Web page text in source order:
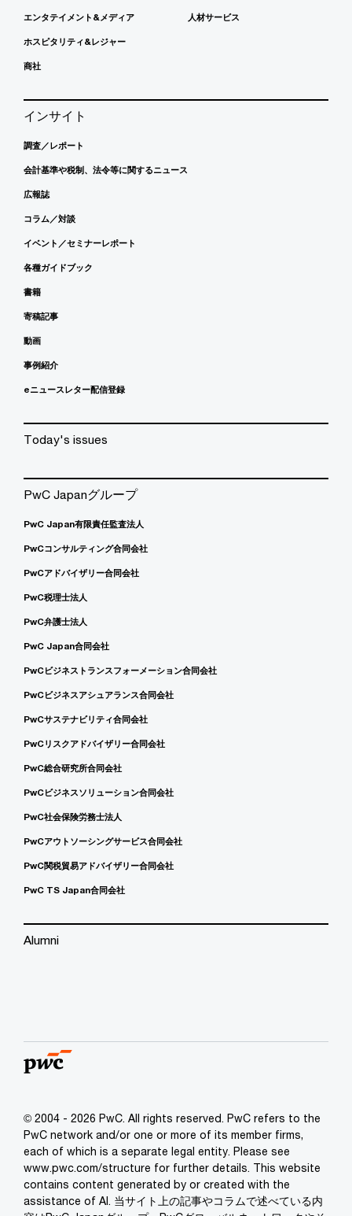
エンタテイメント&メディア
ホスピタリティ&レジャー
商社
人材サービス
インサイト
調査／レポート
会計基準や税制、法令等に関するニュース
広報誌
コラム／対談
イベント／セミナーレポート
各種ガイドブック
書籍
寄稿記事
動画
事例紹介
eニュースレター配信登録
Today's issues
PwC Japanグループ
PwC Japan有限責任監査法人
PwCコンサルティング合同会社
PwCアドバイザリー合同会社
PwC税理士法人
PwC弁護士法人
PwC Japan合同会社
PwCビジネストランスフォーメーション合同会社
PwCビジネスアシュアランス合同会社
PwCサステナビリティ合同会社
PwCリスクアドバイザリー合同会社
PwC総合研究所合同会社
PwCビジネスソリューション合同会社
PwC社会保険労務士法人
PwCアウトソーシングサービス合同会社
PwC関税貿易アドバイザリー合同会社
PwC TS Japan合同会社
Alumni
© 2004 - 2026 PwC. All rights reserved. PwC refers to the
PwC network and/or one or more of its member firms,
each of which is a separate legal entity. Please see
www.pwc.com/structure for further details. This website
contains content generated by or created with the
assistance of AI. 当サイト上の記事やコラムで述べている内